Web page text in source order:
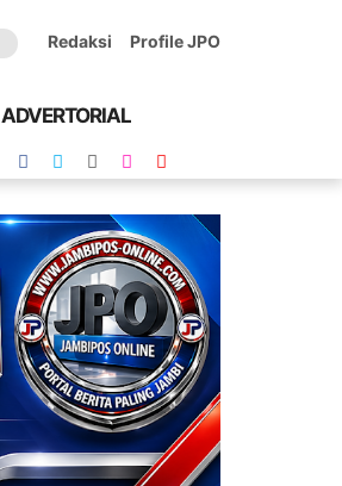
Redaksi Profile JPO
ADVERTORIAL